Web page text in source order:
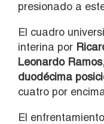
presionado a
El cuadro
interina por
Leonardo
duodécima
cuatro por
El